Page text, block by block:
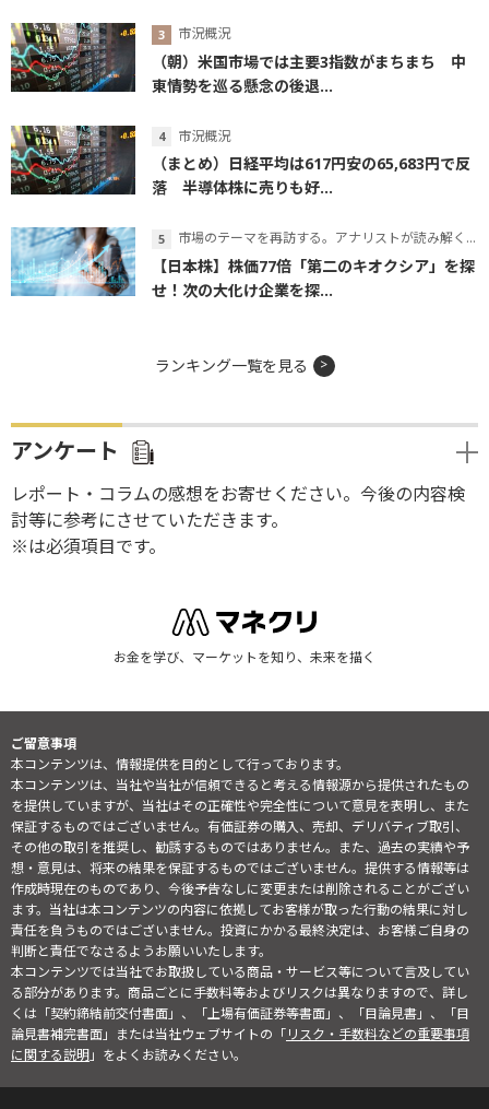
市況概況
（朝）米国市場では主要3指数がまちまち 中
東情勢を巡る懸念の後退...
市況概況
（まとめ）日経平均は617円安の65,683円で反
落 半導体株に売りも好...
市場のテーマを再訪する。アナリストが読み解くテーマの本質
【日本株】株価77倍「第二のキオクシア」を探
せ！次の大化け企業を探...
ランキング一覧を見る
アンケート
レポート・コラムの感想をお寄せください。今後の内容検
討等に参考にさせていただきます。
※は必須項目です。
お金を学び、マーケットを知り、未来を描く
ご留意事項
本コンテンツは、情報提供を目的として行っております。
本コンテンツは、当社や当社が信頼できると考える情報源から提供されたもの
を提供していますが、当社はその正確性や完全性について意見を表明し、また
保証するものではございません。有価証券の購入、売却、デリバティブ取引、
その他の取引を推奨し、勧誘するものではありません。また、過去の実績や予
想・意見は、将来の結果を保証するものではございません。提供する情報等は
作成時現在のものであり、今後予告なしに変更または削除されることがござい
ます。当社は本コンテンツの内容に依拠してお客様が取った行動の結果に対し
責任を負うものではございません。投資にかかる最終決定は、お客様ご自身の
判断と責任でなさるようお願いいたします。
本コンテンツでは当社でお取扱している商品・サービス等について言及してい
る部分があります。商品ごとに手数料等およびリスクは異なりますので、詳し
くは「契約締結前交付書面」、「上場有価証券等書面」、「目論見書」、「目
論見書補完書面」または当社ウェブサイトの「リスク・手数料などの重要事項
に関する説明」をよくお読みください。